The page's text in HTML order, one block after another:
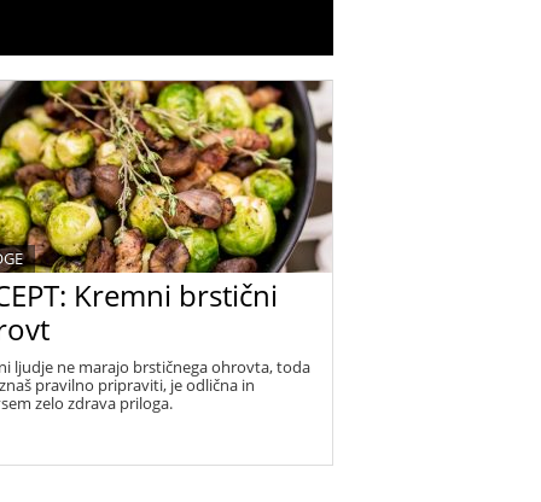
Kremni brstični
ljudje ne marajo brstičnega ohrovta, toda
pravilno pripraviti, je odlična in
zelo zdrava priloga.